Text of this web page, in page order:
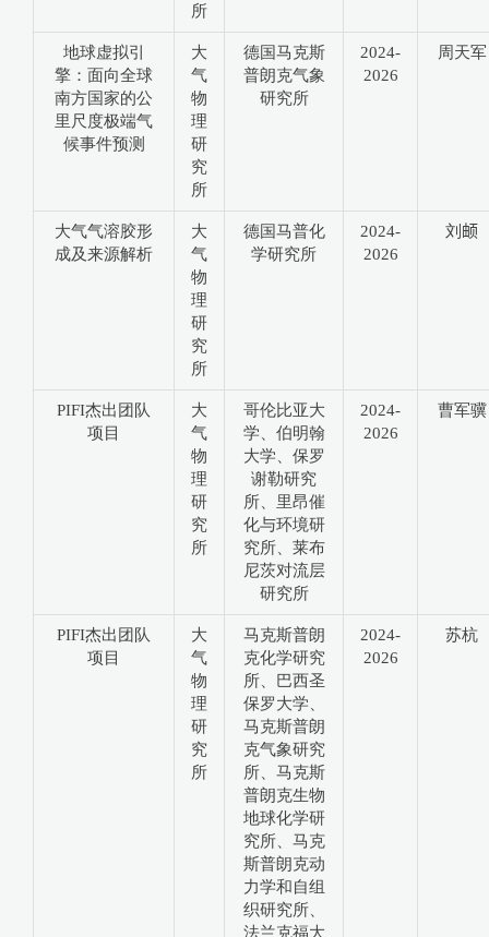
所
地球虚拟引
擎：面向全球
南方国家的公
里尺度极端气
候事件预测
大
气
物
理
研
究
所
德国马克斯
普朗克气象
研究所
2024-
2026
周天军
大气气溶胶形
成及来源解析
大
气
物
理
研
究
所
德国马普化
学研究所
2024-
2026
刘𬱖
PIFI杰出团队
项目
大
气
物
理
研
究
所
哥伦比亚大
学、伯明翰
大学、保罗
谢勒研究
所、里昂催
化与环境研
究所、莱布
尼茨对流层
研究所
2024-
2026
曹军骥
PIFI杰出团队
项目
大
气
物
理
研
究
所
马克斯普朗
克化学研究
所、巴西圣
保罗大学、
马克斯普朗
克气象研究
所、马克斯
普朗克生物
地球化学研
究所、马克
斯普朗克动
力学和自组
织研究所、
法兰克福大
2024-
2026
苏杭